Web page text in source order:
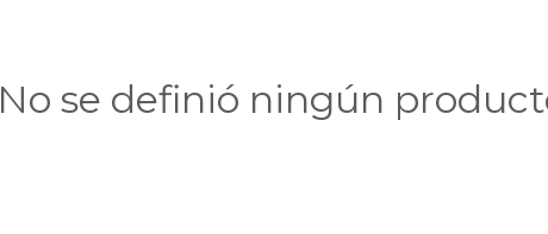
No se definió ningún